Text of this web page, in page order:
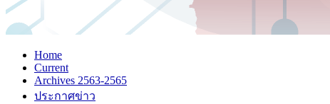
Home
Current
Archives 2563-2565
ประกาศข่าว